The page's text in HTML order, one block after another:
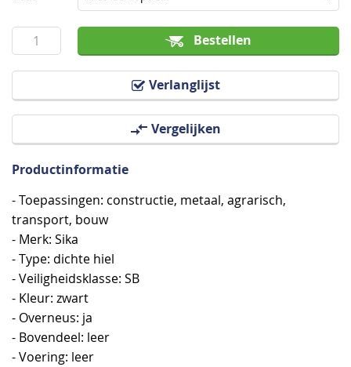
Bestellen
Verlanglijst
Vergelijken
van
Productinformatie
- Toepassingen: constructie, metaal, agrarisch,
transport, bouw
- Merk: Sika
- Type: dichte hiel
- Veiligheidsklasse: SB
- Kleur: zwart
- Overneus: ja
- Bovendeel: leer
- Voering: leer